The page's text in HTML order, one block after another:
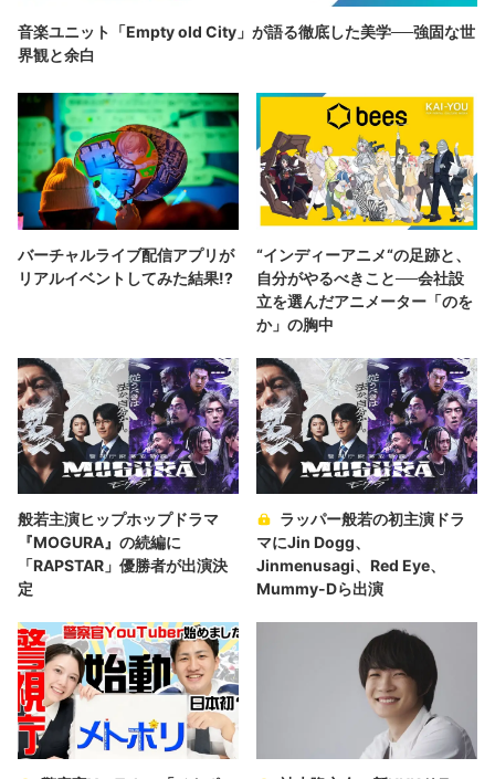
音楽ユニット「Empty old City」が語る徹底した美学──強固な世
界観と余白
バーチャルライブ配信アプリが
リアルイベントしてみた結果!?
“インディーアニメ“の足跡と、
自分がやるべきこと──会社設
立を選んだアニメーター「のを
か」の胸中
般若主演ヒップホップドラマ
『MOGURA』の続編に
「RAPSTAR」優勝者が出演決
定
ラッパー般若の初主演ドラ
マにJin Dogg、
Jinmenusagi、Red Eye、
Mummy-Dら出演